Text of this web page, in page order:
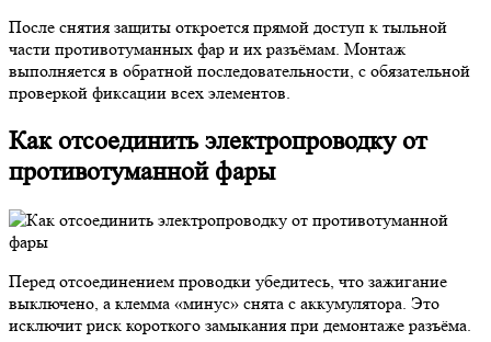
После снятия защиты откроется прямой доступ к тыльной
части противотуманных фар и их разъёмам. Монтаж
выполняется в обратной последовательности, с обязательной
проверкой фиксации всех элементов.
Как отсоединить электропроводку от
противотуманной фары
Перед отсоединением проводки убедитесь, что зажигание
выключено, а клемма «минус» снята с аккумулятора. Это
исключит риск короткого замыкания при демонтаже разъёма.